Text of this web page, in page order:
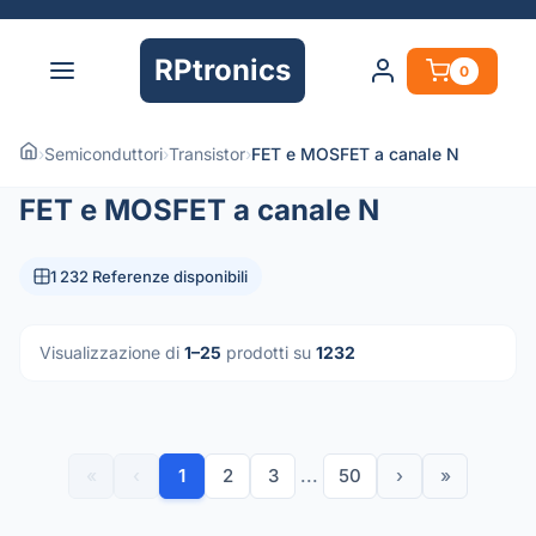
RPtronics 0
›Semiconduttori›Transistor›FET e MOSFET a canale N
FET e MOSFET a canale N
1 232 Referenze disponibili
Visualizzazione di 1–25 prodotti su 1232
1 2 3 ... 50 › »